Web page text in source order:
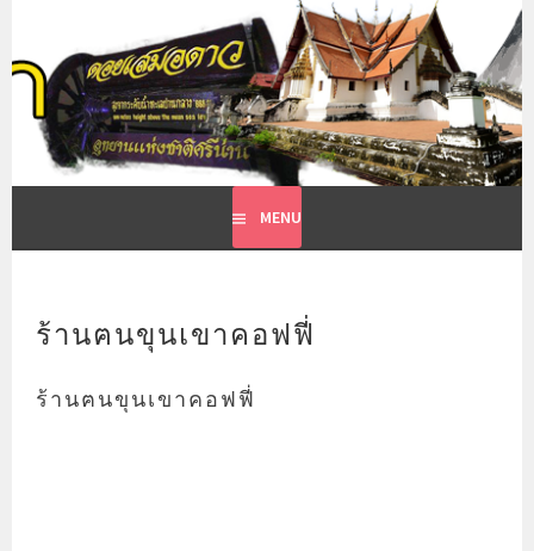
content
ที่พักเวียงสา น่าน
รีสอร์ทเวียงสา
MENU
ร้านฅนขุนเขาคอฟฟี่
ร้านฅนขุนเขาคอฟฟี่